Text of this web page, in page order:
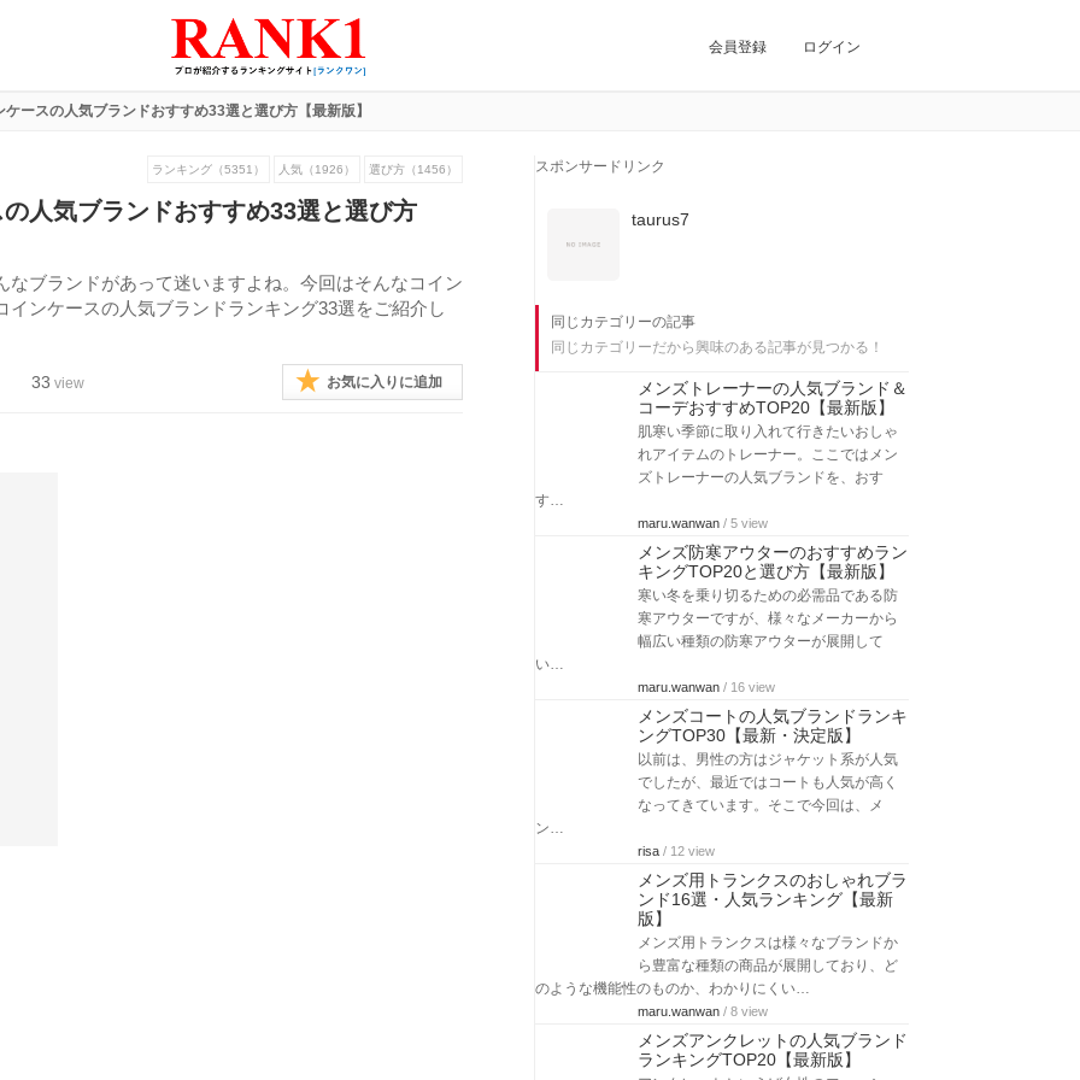
会員登録 ログイン
ースの人気ブランドおすすめ33選と選び方【最新版】
ランキング（5351） 人気（1926） 選び方（1456）
人気ブランドおすすめ33選と選び方
ブランドがあって迷いますよね。今回はそんなコイン
ンケースの人気ブランドランキング33選をご紹介し
33 view お気に入りに追加
スポンサードリンク
taurus7
同じカテゴリーの記事
同じカテゴリーだから興味のある記事が見つかる！
メンズトレーナーの人気ブランド＆
コーデおすすめTOP20【最新版】
肌寒い季節に取り入れて行きたいおしゃ
れアイテムのトレーナー。ここではメン
ズトレーナーの人気ブランドを、おす
す…
maru.wanwan / 5 view
メンズ防寒アウターのおすすめラン
キングTOP20と選び方【最新版】
寒い冬を乗り切るための必需品である防
寒アウターですが、様々なメーカーから
幅広い種類の防寒アウターが展開して
い…
maru.wanwan / 16 view
メンズコートの人気ブランドランキ
ングTOP30【最新・決定版】
以前は、男性の方はジャケット系が人気
でしたが、最近ではコートも人気が高く
なってきています。そこで今回は、メ
ン…
risa / 12 view
メンズ用トランクスのおしゃれブラ
ンド16選・人気ランキング【最新
版】
メンズ用トランクスは様々なブランドか
ら豊富な種類の商品が展開しており、ど
のような機能性のものか、わかりにくい…
maru.wanwan / 8 view
メンズアンクレットの人気ブランド
ランキングTOP20【最新版】